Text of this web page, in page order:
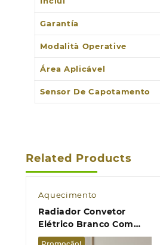
Garantía
Modalità Operative
Área Aplicável
Sensor De Capotamento
Related Products
Aquecimento
Radiador Convetor
Elétrico Branco Com
Equação Quebrada